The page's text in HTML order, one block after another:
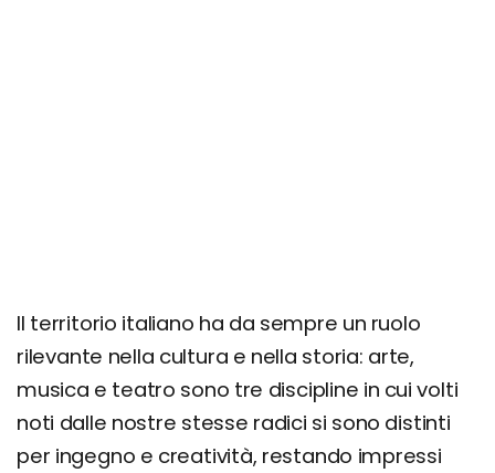
Il territorio italiano ha da sempre un ruolo
rilevante nella cultura e nella storia: arte,
musica e teatro sono tre discipline in cui volti
noti dalle nostre stesse radici si sono distinti
per ingegno e creatività, restando impressi